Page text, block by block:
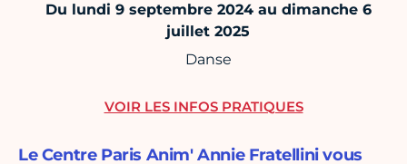
Du lundi 9 septembre 2024 au dimanche 6
juillet 2025
Danse
Le Centre Paris Anim' Annie Fratellini vous
VOIR LES INFOS PRATIQUES